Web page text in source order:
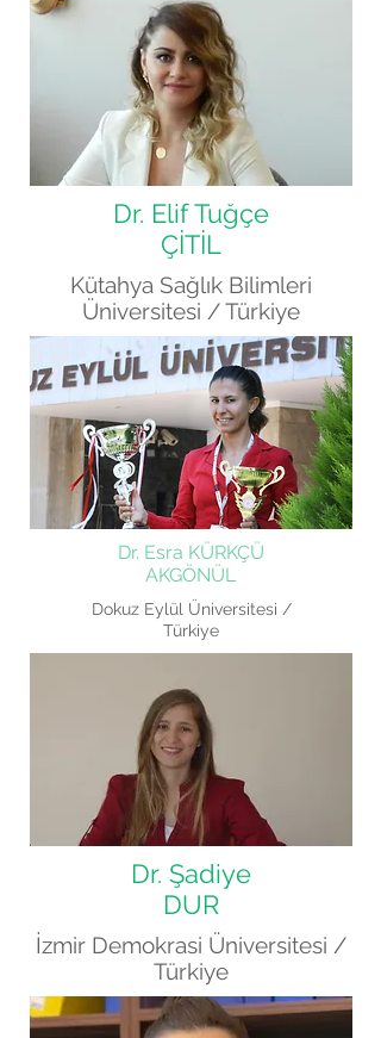
Dr. Elif Tuğçe
ÇİTİL
Kütahya Sağlık Bilimleri
Üniversitesi / Türkiye
Dr. Esra KÜRKÇÜ
AKGÖNÜL
Dokuz Eylül Üniversitesi /
Türkiye
Dr. Şadiye
DUR
İzmir Demokrasi Üniversitesi /
Türkiye